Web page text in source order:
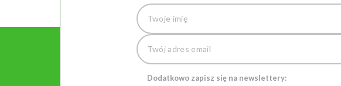
Dodatkowo zapisz się na newslettery: